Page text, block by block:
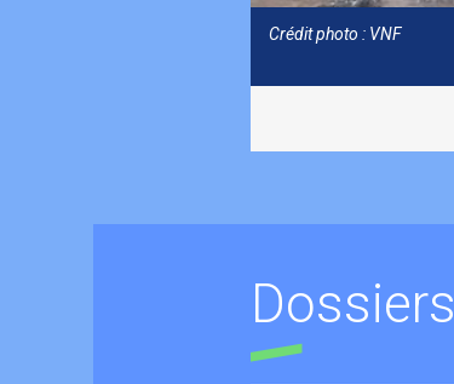
Crédit photo : VNF
Dossiers